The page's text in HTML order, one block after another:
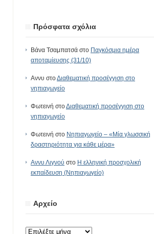
Πρόσφατα σχόλια
Βάνα Τσαμπατσά στο Παγκόσμια ημέρα
αποταμίευσης (31/10)
Αννυ στοΔιαθεματική προσέγγιση στο
νηπιαγωγείο
Φωτεινή στοΔιαθεματική προσέγγιση στο
νηπιαγωγείο
Φωτεινή στο Νηπιαγωγείο – «Μία γλωσσική
δραστηριότητα για κάθε μέρα»
Αννυ Λιγνού στο Η ελληνική προσχολική
εκπαίδευση (Νηπιαγωγείο)
Αρχείο